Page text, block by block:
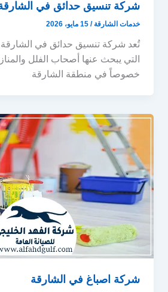
شركة تنسيق حدائق في
خدمات الشارقة /15 مايو، 2026
تُعد شركة تنسيق حدائق في
التي يبحث عنها أصحاب الفلل
خصوصاً في منطقة الشارقة
شركة اصباغ في الشارقة